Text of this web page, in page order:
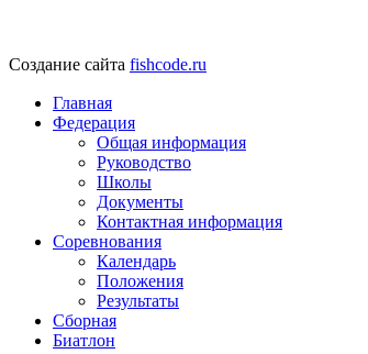
Создание сайта fishcode.ru
Главная
Федерация
Общая информация
Руководство
Школы
Документы
Контактная информация
Соревнования
Календарь
Положения
Результаты
Сборная
Биатлон